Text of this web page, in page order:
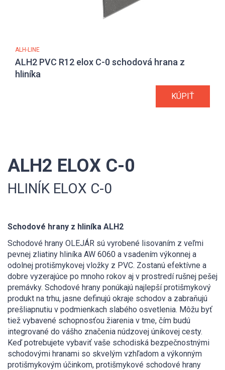
ALH-LINE
ALH2 PVC R12 elox C-0 schodová hrana z
hliníka
KÚPIŤ
ALH2 ELOX C-0
HLINÍK ELOX C-0
Schodové hrany z hliníka ALH2
Schodové hrany OLEJÁR sú vyrobené lisovaním z veľmi
pevnej zliatiny hliníka AW 6060 a vsadením výkonnej a
odolnej protišmykovej vložky z PVC. Zostanú efektívne a
dobre vyzerajúce po mnoho rokov aj v prostredí rušnej pešej
premávky. Schodové hrany ponúkajú najlepší protišmykový
produkt na trhu, jasne definujú okraje schodov a zabraňujú
prešliapnutiu v podmienkach slabého osvetlenia. Môžu byť
tiež vybavené schopnosťou žiarenia v tme, čím budú
integrované do vášho značenia núdzovej únikovej cesty.
Keď potrebujete vybaviť vaše schodiská bezpečnostnými
schodovými hranami so skvelým vzhľadom a výkonným
protišmykovým účinkom, protišmykové schodové hrany